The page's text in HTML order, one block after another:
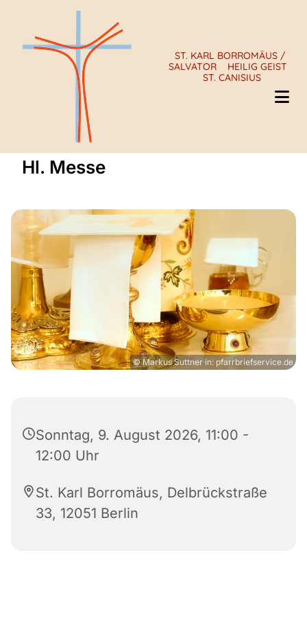
ST. KARL BORROMÄUS /
SALVATOR
HEILIG GEIST
ST. CANISIUS
Hl. Messe
© Markus Suttner in: pfarrbriefservice.de
Sonntag, 9. August 2026, 11:00 -
12:00 Uhr
St. Karl Borromäus, Delbrückstraße
33, 12051 Berlin